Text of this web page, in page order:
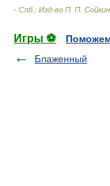
- Спб.: Изд-во П. П.
Игры ⚽
Блаженный